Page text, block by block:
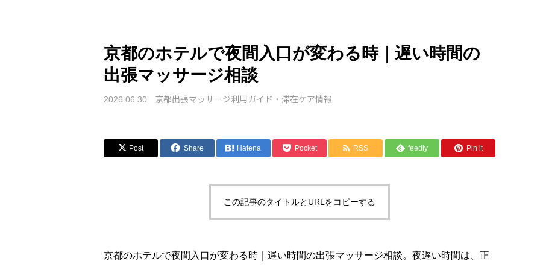
京都のホテルで夜間入口が変わる時｜遅い時間の
出張マッサージ相談
2026.06.30 京都出張マッサージ利用ガイド・滞在ケア情報
Post Share Hatena Pocket RSS feedly Pin it
この記事のタイトルとURLをコピーする
京都のホテルで夜間入口が変わる時｜遅い時間の出張マッサージ相談。夜遅い時間は、正